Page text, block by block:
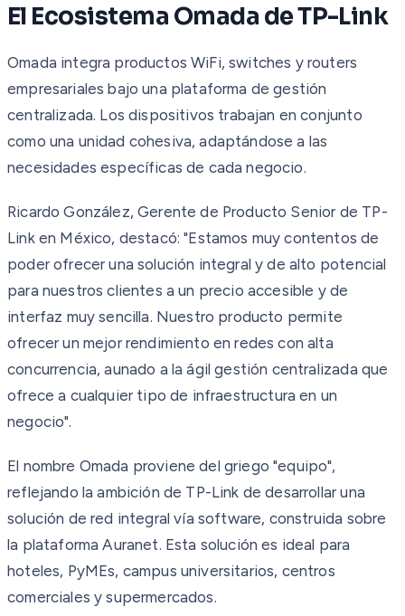
El Ecosistema Omada de TP-Link
Omada integra productos WiFi, switches y routers
empresariales bajo una plataforma de gestión
centralizada. Los dispositivos trabajan en conjunto
como una unidad cohesiva, adaptándose a las
necesidades específicas de cada negocio.
Ricardo González, Gerente de Producto Senior de TP-
Link en México, destacó: "Estamos muy contentos de
poder ofrecer una solución integral y de alto potencial
para nuestros clientes a un precio accesible y de
interfaz muy sencilla. Nuestro producto permite
ofrecer un mejor rendimiento en redes con alta
concurrencia, aunado a la ágil gestión centralizada que
ofrece a cualquier tipo de infraestructura en un
negocio".
El nombre Omada proviene del griego "equipo",
reflejando la ambición de TP-Link de desarrollar una
solución de red integral vía software, construida sobre
la plataforma Auranet. Esta solución es ideal para
hoteles, PyMEs, campus universitarios, centros
comerciales y supermercados.